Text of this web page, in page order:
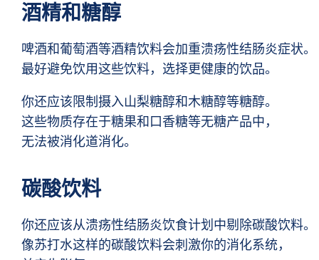
酒精和糖醇
啤酒和葡萄酒等酒精饮料会加重溃疡性结肠炎症状。
最好避免饮用这些饮料，选择更健康的饮品。
你还应该限制摄入山梨糖醇和木糖醇等糖醇。
这些物质存在于糖果和口香糖等无糖产品中，
无法被消化道消化。
碳酸饮料
你还应该从溃疡性结肠炎饮食计划中剔除碳酸饮料。
像苏打水这样的碳酸饮料会刺激你的消化系统，